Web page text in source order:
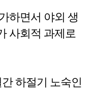
하면서 야외 생
사회적 과제로
하절기 노숙인